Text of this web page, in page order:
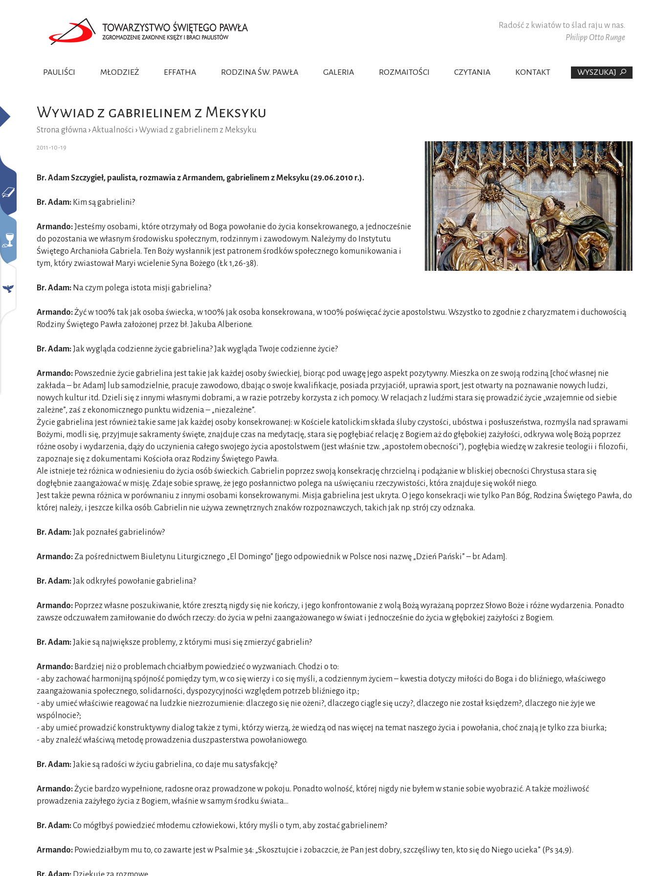
Radość z kwiatów to ślad raju w nas.
Philipp Otto Runge
PAULIŚCI
HISTORIA ŻYCIE KONSEKROWANE
MŁODZIEŻ
EFFATHA
RODZINA ŚW. PAWŁA
PAULISTKI
UCZENNICE BOSKIEGO MISTRZA
PASTERZANKI
ANUNCJATYNKI
GALERIA
ROZMAITOŚCI
FILMY KROMKA
CZYTANIA KONTAKT WYSZUKAJ
Wywiad z gabrielinem z Meksyku
Strona główna ›Aktualności ›Wywiad z gabrielinem z Meksyku
2011-10-19
Br. Adam Szczygieł, paulista, rozmawia z Armandem, gabrielinem z Meksyku (29.06.2010 r.).
Br. Adam: Kim są gabrielini?
Armando:Jesteśmy osobami, które otrzymały od Boga powołanie do życia konsekrowanego, a jednocześnie
do pozostania we własnym środowisku społecznym, rodzinnym i zawodowym. Należymy do Instytutu
Świętego Archanioła Gabriela. Ten Boży wysłannik jest patronem środków społecznego komunikowania i
tym, który zwiastował Maryi wcielenie Syna Bożego (Łk 1,26-38).
Br. Adam: Na czym polega istota misji gabrielina?
Armando:Żyć w 100% tak jak osoba świecka, w 100% jak osoba konsekrowana, w 100% poświęcać życie apostolstwu. Wszystko to zgodnie z charyzmatem i duchowością
Rodziny Świętego Pawła założonej przez bł. Jakuba Alberione.
Br. Adam:Jak wygląda codzienne życie gabrielina? Jak wygląda Twoje codzienne życie?
Armando: Powszednie życie gabrielina jest takie jak każdej osoby świeckiej, biorąc pod uwagę jego aspekt pozytywny. Mieszka on ze swoją rodziną [choć własnej nie
zakłada – br. Adam] lub samodzielnie, pracuje zawodowo, dbając o swoje kwalifikacje, posiada przyjaciół, uprawia sport, jest otwarty na poznawanie nowych ludzi,
nowych kultur itd. Dzieli się z innymi własnymi dobrami, a w razie potrzeby korzysta z ich pomocy. W relacjach z ludźmi stara się prowadzić życie „wzajemnie od siebie
zależne”, zaś z ekonomicznego punktu widzenia – „niezależne”.
Życie gabrielina jest również takie same jak każdej osoby konsekrowanej: w Kościele katolickim składa śluby czystości, ubóstwa i posłuszeństwa, rozmyśla nad sprawami
Bożymi, modli się, przyjmuje sakramenty święte, znajduje czas na medytację, stara się pogłębiać relację z Bogiem aż do głębokiej zażyłości, odkrywa wolę Bożą poprzez
różne osoby i wydarzenia, dąży do uczynienia całego swojego życia apostolstwem (jest właśnie tzw. „apostołem obecności”), pogłębia wiedzę w zakresie teologii i filozofii,
zapoznaje się z dokumentami Kościoła oraz Rodziny Świętego Pawła.
Ale istnieje też różnica w odniesieniu do życia osób świeckich. Gabrielin poprzez swoją konsekrację chrzcielną i podążanie w bliskiej obecności Chrystusa stara się
dogłębnie zaangażować w misję. Zdaje sobie sprawę, że jego posłannictwo polega na uświęcaniu rzeczywistości, która znajduje się wokół niego.
Jest także pewna różnica w porównaniu z innymi osobami konsekrowanymi. Misja gabrielina jest ukryta. O jego konsekracji wie tylko Pan Bóg, Rodzina Świętego Pawła, do
której należy, i jeszcze kilka osób. Gabrielin nie używa zewnętrznych znaków rozpoznawczych, takich jak np. strój czy odznaka.
Br. Adam:Jak poznałeś gabrielinów?
Armando: Za pośrednictwem Biuletynu Liturgicznego „El Domingo” [jego odpowiednik w Polsce nosi nazwę „Dzień Pański” – br. Adam].
Br. Adam:Jak odkryłeś powołanie gabrielina?
Armando: Poprzez własne poszukiwanie, które zresztą nigdy się nie kończy, i jego konfrontowanie z wolą Bożą wyrażaną poprzez Słowo Boże i różne wydarzenia. Ponadto
zawsze odczuwałem zamiłowanie do dwóch rzeczy: do życia w pełni zaangażowanego w świat i jednocześnie do życia w głębokiej zażyłości z Bogiem.
Br. Adam:Jakie są największe problemy, z którymi musi się zmierzyć gabrielin?
Armando: Bardziej niż o problemach chciałbym powiedzieć o wyzwaniach. Chodzi o to:
- aby zachować harmonijną spójność pomiędzy tym, w co się wierzy i co się myśli, a codziennym życiem – kwestia dotyczy miłości do Boga i do bliźniego, właściwego
zaangażowania społecznego, solidarności, dyspozycyjności względem potrzeb bliźniego itp.;
- aby umieć właściwie reagować na ludzkie niezrozumienie: dlaczego się nie ożeni?, dlaczego ciągle się uczy?, dlaczego nie został księdzem?, dlaczego nie żyje we
wspólnocie?;
- aby umieć prowadzić konstruktywny dialog także z tymi, którzy wierzą, że wiedzą od nas więcej na temat naszego życia i powołania, choć znają je tylko zza biurka;
- aby znaleźć właściwą metodę prowadzenia duszpasterstwa powołaniowego.
Br. Adam:Jakie są radości w życiu gabrielina, co daje mu satysfakcję?
Armando:Życie bardzo wypełnione, radosne oraz prowadzone w pokoju. Ponadto wolność, której nigdy nie byłem w stanie sobie wyobrazić. A także możliwość
prowadzenia zażyłego życia z Bogiem, właśnie w samym środku świata...
Br. Adam:Co mógłbyś powiedzieć młodemu człowiekowi, który myśli o tym, aby zostać gabrielinem?
Armando: Powiedziałbym mu to, co zawarte jest w Psalmie 34: „Skosztujcie i zobaczcie, że Pan jest dobry, szczęśliwy ten, kto się do Niego ucieka” (Ps 34,9).